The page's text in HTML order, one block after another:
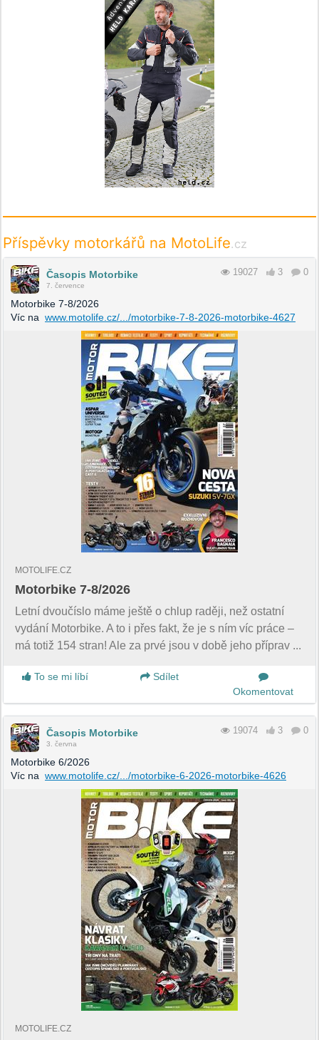
Příspěvky motorkářů na MotoLife.cz
Časopis Motorbike
7. července
19027 3 0
Motorbike 7-8/2026
Víc na www.motolife.cz/.../motorbike-7-8-2026-motorbike-4627
MOTOLIFE.CZ
Motorbike 7-8/2026
Letní dvoučíslo máme ještě o chlup raději, než ostatní
vydání Motorbike. A to i přes fakt, že je s ním víc práce –
má totiž 154 stran! Ale za prvé jsou v době jeho příprav ...
To se mi líbí
Sdílet
Okomentovat
Časopis Motorbike
3. června
19074 3 0
Motorbike 6/2026
Víc na www.motolife.cz/.../motorbike-6-2026-motorbike-4626
MOTOLIFE.CZ